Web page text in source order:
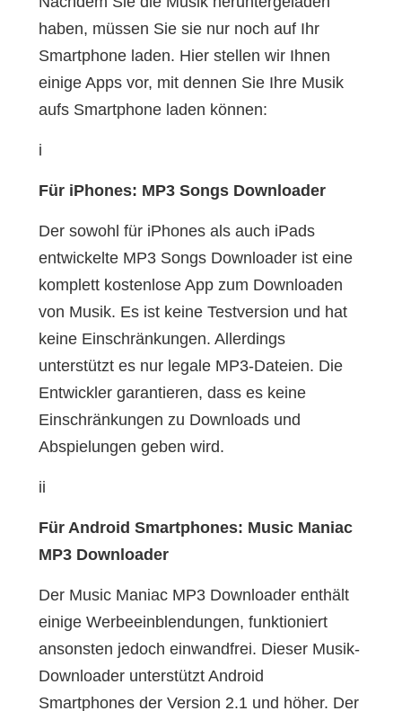
haben, müssen Sie sie nur noch auf Ihr
Smartphone laden. Hier stellen wir Ihnen
einige Apps vor, mit dennen Sie Ihre Musik
aufs Smartphone laden können:
i
Für iPhones: MP3 Songs Downloader
Der sowohl für iPhones als auch iPads
entwickelte MP3 Songs Downloader ist eine
komplett kostenlose App zum Downloaden
von Musik. Es ist keine Testversion und hat
keine Einschränkungen. Allerdings
unterstützt es nur legale MP3-Dateien. Die
Entwickler garantieren, dass es keine
Einschränkungen zu Downloads und
Abspielungen geben wird.
ii
Für Android Smartphones: Music Maniac
MP3 Downloader
Der Music Maniac MP3 Downloader enthält
einige Werbeeinblendungen, funktioniert
ansonsten jedoch einwandfrei. Dieser Musik-
Downloader unterstützt Android
Smartphones der Version 2.1 und höher. Der